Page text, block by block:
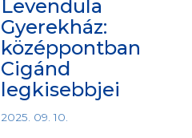
Levendula
Gyerekház:
középpontban
Cigánd
legkisebbjei
2025. 09. 10.